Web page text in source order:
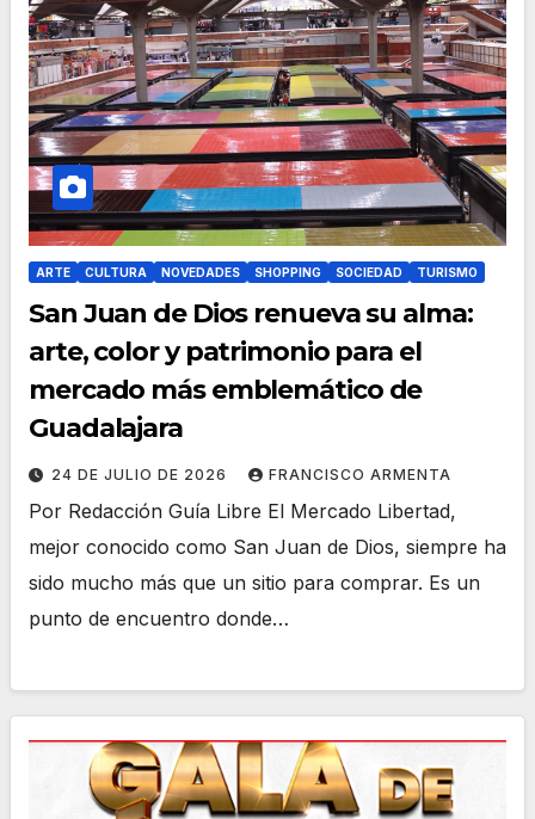
ARTE CULTURA NOVEDADES SHOPPING SOCIEDAD TURISMO
San Juan de Dios renueva su alma:
arte, color y patrimonio para el
mercado más emblemático de
Guadalajara
24 DE JULIO DE 2026 FRANCISCO ARMENTA
Por Redacción Guía Libre El Mercado Libertad,
mejor conocido como San Juan de Dios, siempre ha
sido mucho más que un sitio para comprar. Es un
punto de encuentro donde…